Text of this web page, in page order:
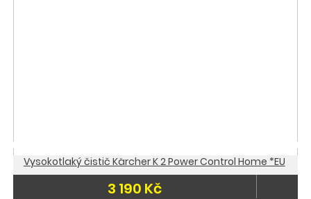
Vysokotlaký čistič Kärcher K 2 Power Control Home *EU
3 190 Kč